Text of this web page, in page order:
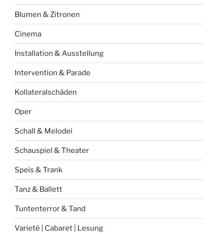
Blumen & Zitronen
Cinema
Installation & Ausstellung
Intervention & Parade
Kollateralschäden
Oper
Schall & Melodei
Schauspiel & Theater
Speis & Trank
Tanz & Ballett
Tuntenterror & Tand
Varieté | Cabaret | Lesung